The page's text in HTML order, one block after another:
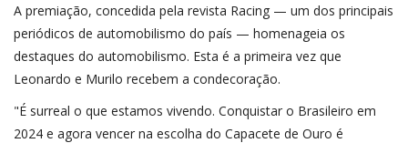
A premiação, concedida pela revista Racing — um dos principais
periódicos de automobilismo do país — homenageia os
destaques do automobilismo. Esta é a primeira vez que
Leonardo e Murilo recebem a condecoração.
"É surreal o que estamos vivendo. Conquistar o Brasileiro em
2024 e agora vencer na escolha do Capacete de Ouro é